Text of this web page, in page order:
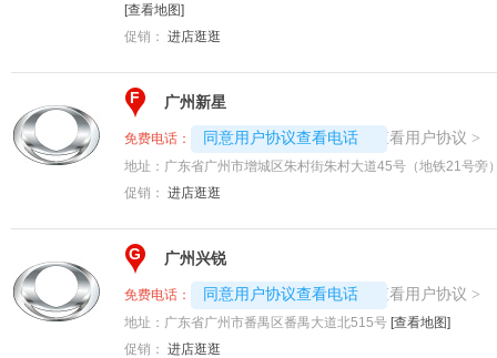
[查看地图]
促销： 进店逛逛
F 广州新星
免费电话： 同意用户协议查看电话
4008192717-8215 查看用户协议 >
地址： 广东省广州市增城区朱村街朱村大道45号（地铁21号旁
促销： 进店逛逛
G 广州兴锐
免费电话： 同意用户协议查看电话
4008192717-8214 查看用户协议 >
地址： 广东省广州市番禺区番禺大道北515号 [查看地图]
促销： 进店逛逛